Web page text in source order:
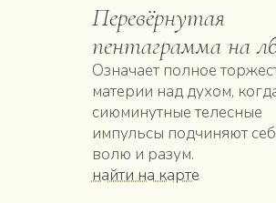
Перевёрнутая
пентаграмма на
Означает полное
материи над духом,
сиюминутные телесные
импульсы подчиняют
волю и разум.
найти на карте